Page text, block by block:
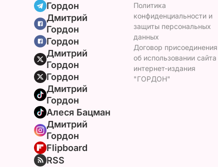
Гордон
Дмитрий
Гордон
Гордон
Дмитрий
Гордон
Гордон
Дмитрий
Гордон
Алеся Бацман
Дмитрий
Гордон
Flipboard
RSS
Политика
конфиденциальности и
защиты персональных
данных
Договор присоединения
об использовании сайта
интернет-издания
"ГОРДОН"